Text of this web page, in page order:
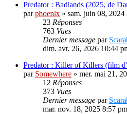
Predator : Badlands (2025, de
parphoenlx » sam. juin 08, 2024
23 Réponses
763 Vues
Dernier message par
dim. avr. 26, 2026 10:44
Predator : Killer of Killers (film
par Somewhere » mer. mai 21,
12 Réponses
373 Vues
Dernier message par
mar. nov. 18, 2025 8:57 pm